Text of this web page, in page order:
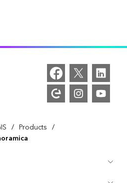
/ Products /